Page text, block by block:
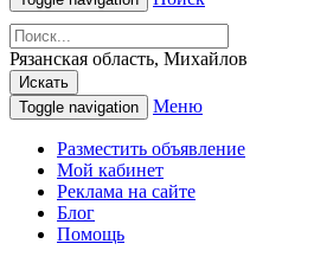
Рязанская область, Михайлов
Искать
Toggle navigation
Меню
Разместить объявление
Мой кабинет
Реклама на сайте
Блог
Помощь